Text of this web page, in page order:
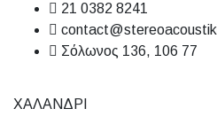
21 0382 8241
Σόλωνος 136, 106 77
ΧΑΛΑΝΔΡΙ